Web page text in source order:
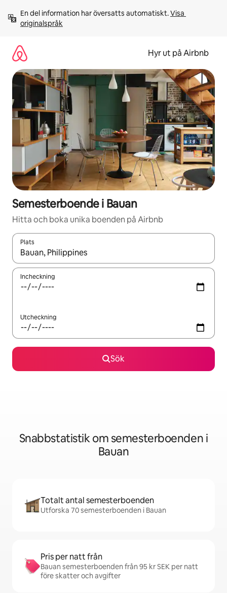
innehåll
En del information har översatts automatiskt. Visa
originalspråk
Hyr ut på Airbnb
Semesterboende i Bauan
Hitta och boka unika boenden på Airbnb
Plats
När resultaten är tillgängliga kan du navigera med upp- och
Incheckning
Utcheckning
Sök
Snabbstatistik om semesterboenden i
Bauan
Totalt antal semesterboenden
Utforska 70 semesterboenden i Bauan
Pris per natt från
Bauan semesterboenden från 95 kr SEK per natt
före skatter och avgifter